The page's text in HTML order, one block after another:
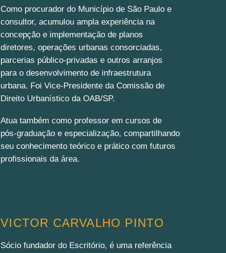
Como procurador do Município de São Paulo e
consultor, acumulou ampla experiência na
concepção e implementação de planos
diretores, operações urbanas consorciadas,
parcerias público-privadas e outros arranjos
para o desenvolvimento de infraestrutura
urbana. Foi Vice-Presidente da Comissão de
Direito Urbanístico da OAB/SP.
Atua também como professor em cursos de
pós-graduação e especialização, compartilhando
seu conhecimento teórico e prático com futuros
profissionais da área.
VICTOR CARVALHO PINTO
Sócio fundador do Escritório, é uma referência